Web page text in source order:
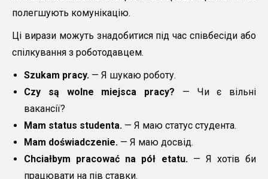
полегшують комунікацію.
Ці вирази можуть знадобитися під час співбесіди або
спілкування з роботодавцем.
Szukam pracy. — Я шукаю роботу.
Czy są wolne miejsca pracy? — Чи є вільні
вакансії?
Mam status studenta. — Я маю статус студента.
Mam doświadczenie. — Я маю досвід.
Chciałbym pracować na pół etatu.— Я хотів би
працювати на пів ставки.